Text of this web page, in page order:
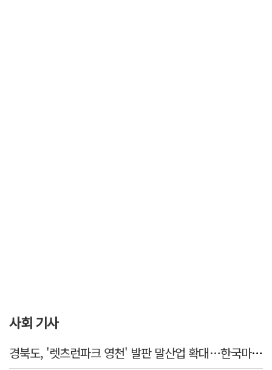
사회 기사
경북도, '렛츠런파크 영천' 발판 말산업 확대…한국마사회 유치도 총력